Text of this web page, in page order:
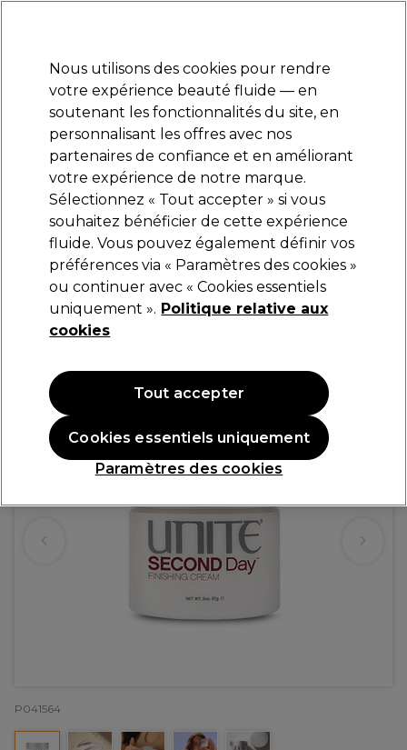
Se connecter
Marques Bons plans Coiffure Electro et Matériel
Livraison et délais
lire la suite
Unite Hair SECONDS Crème de Finition 57g
)
23,42 €27,55 €
48.33 € pour 100g
OFFRE OFFRE EN LIGNE
P041564
Nous utilisons des cookies pour rendre
votre expérience beauté fluide — en
soutenant les fonctionnalités du site, en
personnalisant les offres avec nos
partenaires de confiance et en améliorant
votre expérience de notre marque.
Sélectionnez « Tout accepter » si vous
souhaitez bénéficier de cette expérience
fluide. Vous pouvez également définir vos
préférences via « Paramètres des cookies »
ou continuer avec « Cookies essentiels
uniquement ». Politique relative aux
cookies
Paramètres des cookies
Cookies essentiels uniquement
Tout accepter